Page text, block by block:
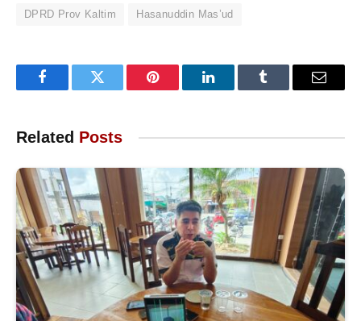
DPRD Prov Kaltim Hasanuddin Mas’ud
FacebookTwitter Pinterest LinkedInTumblr Email
Related Posts